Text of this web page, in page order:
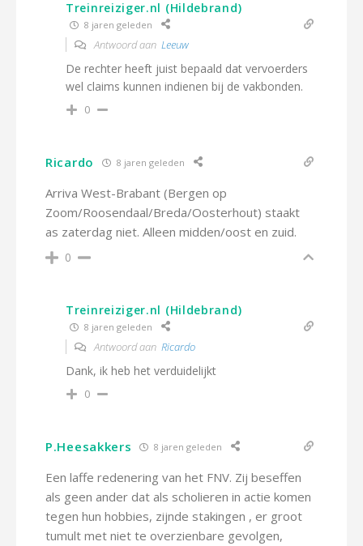
Treinreiziger.nl (Hildebrand)
8 jaren geleden
Antwoord aan Leeuw
De rechter heeft juist bepaald dat vervoerders
wel claims kunnen indienen bij de vakbonden.
0
Ricardo 8 jaren geleden
Arriva West-Brabant (Bergen op
Zoom/Roosendaal/Breda/Oosterhout) staakt
as zaterdag niet. Alleen midden/oost en zuid.
0
Treinreiziger.nl (Hildebrand)
8 jaren geleden
Antwoord aan Ricardo
Dank, ik heb het verduidelijkt
0
P.Heesakkers 8 jaren geleden
Een laffe redenering van het FNV. Zij beseffen
als geen ander dat als scholieren in actie komen
tegen hun hobbies, zijnde stakingen , er groot
tumult met niet te overzienbare gevolgen,